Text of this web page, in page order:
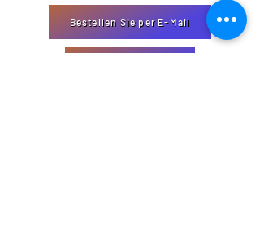
Bestellen Sie per E-Mail